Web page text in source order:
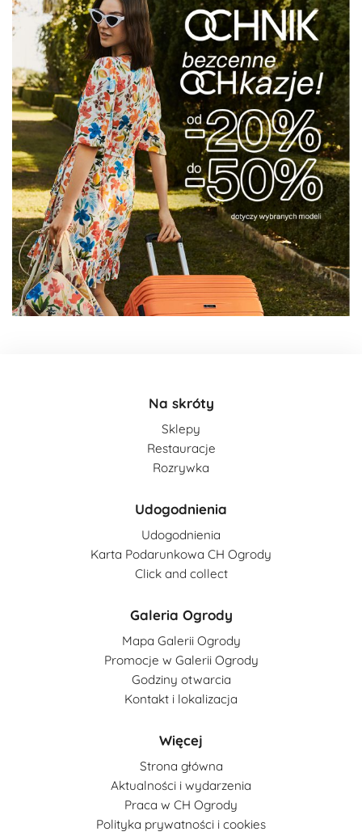
Na skróty
Sklepy
Restauracje
Rozrywka
Udogodnienia
Udogodnienia
Karta Podarunkowa CH Ogrody
Click and collect
Galeria Ogrody
Mapa Galerii Ogrody
Promocje w Galerii Ogrody
Godziny otwarcia
Kontakt i lokalizacja
Więcej
Strona główna
Aktualności i wydarzenia
Praca w CH Ogrody
Polityka prywatności i cookies